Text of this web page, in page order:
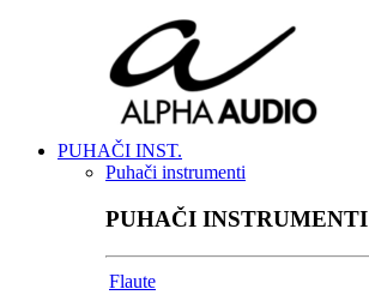
PUHAČI INST.
Puhači instrumenti
PUHAČI INSTRUMENTI
Flaute